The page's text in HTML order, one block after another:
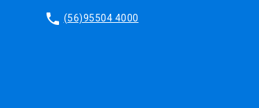
phone (56)95504 4000